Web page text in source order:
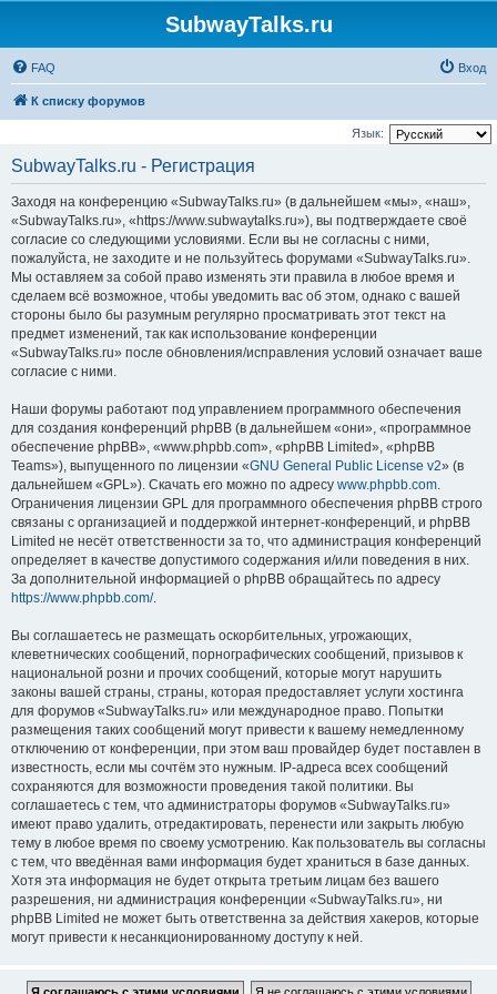
SubwayTalks.ru
FAQ Вход
К списку форумов
Язык:
SubwayTalks.ru - Регистрация
Заходя на конференцию «SubwayTalks.ru» (в дальнейшем «мы», «наш»,
«SubwayTalks.ru», «https://www.subwaytalks.ru»), вы подтверждаете своё
согласие со следующими условиями. Если вы не согласны с ними,
пожалуйста, не заходите и не пользуйтесь форумами «SubwayTalks.ru».
Мы оставляем за собой право изменять эти правила в любое время и
сделаем всё возможное, чтобы уведомить вас об этом, однако с вашей
стороны было бы разумным регулярно просматривать этот текст на
предмет изменений, так как использование конференции
«SubwayTalks.ru» после обновления/исправления условий означает ваше
согласие с ними.
Наши форумы работают под управлением программного обеспечения
для создания конференций phpBB (в дальнейшем «они», «программное
обеспечение phpBB», «www.phpbb.com», «phpBB Limited», «phpBB
Teams»), выпущенного по лицензии «GNU General Public License v2» (в
дальнейшем «GPL»). Скачать его можно по адресу www.phpbb.com.
Ограничения лицензии GPL для программного обеспечения phpBB строго
связаны с организацией и поддержкой интернет-конференций, и phpBB
Limited не несёт ответственности за то, что администрация конференций
определяет в качестве допустимого содержания и/или поведения в них.
За дополнительной информацией о phpBB обращайтесь по адресу
https://www.phpbb.com/.
Вы соглашаетесь не размещать оскорбительных, угрожающих,
клеветнических сообщений, порнографических сообщений, призывов к
национальной розни и прочих сообщений, которые могут нарушить
законы вашей страны, страны, которая предоставляет услуги хостинга
для форумов «SubwayTalks.ru» или международное право. Попытки
размещения таких сообщений могут привести к вашему немедленному
отключению от конференции, при этом ваш провайдер будет поставлен в
известность, если мы сочтём это нужным. IP-адреса всех сообщений
сохраняются для возможности проведения такой политики. Вы
соглашаетесь с тем, что администраторы форумов «SubwayTalks.ru»
имеют право удалить, отредактировать, перенести или закрыть любую
тему в любое время по своему усмотрению. Как пользователь вы согласны
с тем, что введённая вами информация будет храниться в базе данных.
Хотя эта информация не будет открыта третьим лицам без вашего
разрешения, ни администрация конференции «SubwayTalks.ru», ни
phpBB Limited не может быть ответственна за действия хакеров, которые
могут привести к несанкционированному доступу к ней.